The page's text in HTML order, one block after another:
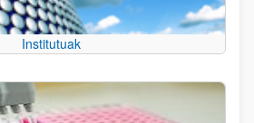
Institutuak